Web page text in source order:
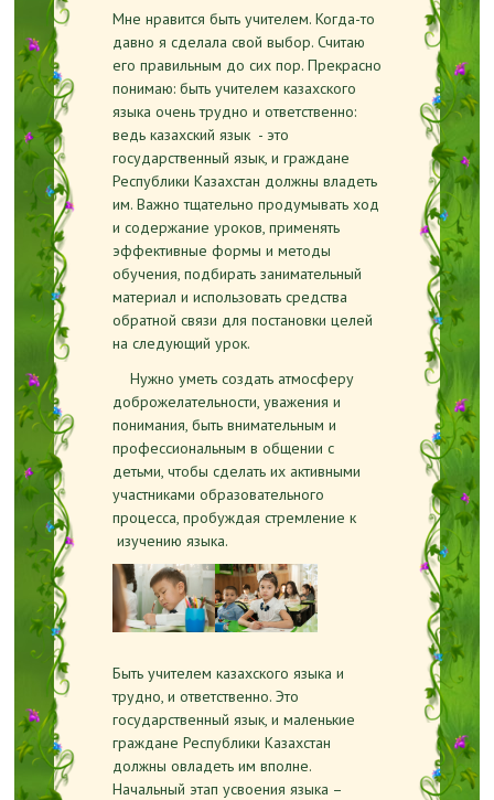
Мне нравится быть учителем. Когда-то
давно я сделала свой выбор. Считаю
его правильным до сих пор. Прекрасно
понимаю: быть учителем казахского
языка очень трудно и ответственно:
ведь казахский язык - это
государственный язык, и граждане
Республики Казахстан должны владеть
им. Важно тщательно продумывать ход
и содержание уроков, применять
эффективные формы и методы
обучения, подбирать занимательный
материал и использовать средства
обратной связи для постановки целей
на следующий урок.
Нужно уметь создать атмосферу
доброжелательности, уважения и
понимания, быть внимательным и
профессиональным в общении с
детьми, чтобы сделать их активными
участниками образовательного
процесса, пробуждая стремление к
изучению языка.
Быть учителем казахского языка и
трудно, и ответственно. Это
государственный язык, и маленькие
граждане Республики Казахстан
должны овладеть им вполне.
Начальный этап усвоения языка –